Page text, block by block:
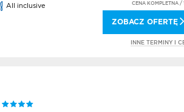
All inclusive CENA KOMPLETNA /
ZOBACZ OFERTĘ
INNE TERMINY I